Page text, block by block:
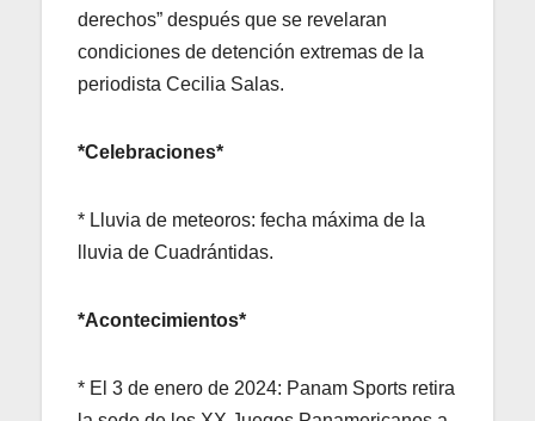
derechos” después que se revelaran
condiciones de detención extremas de la
periodista Cecilia Salas.
*Celebraciones*
* Lluvia de meteoros: fecha máxima de la
lluvia de Cuadrántidas.
*Acontecimientos*
* El 3 de enero de 2024: Panam Sports retira